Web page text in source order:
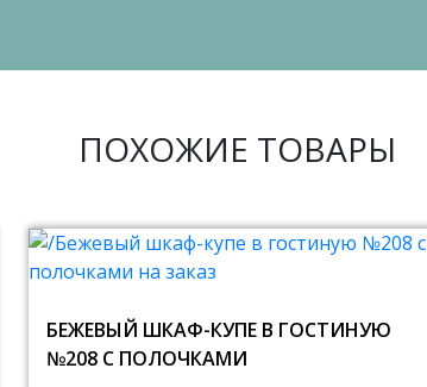
ПОХОЖИЕ ТОВАРЫ
БЕЖЕВЫЙ ШКАФ-КУПЕ В ГОСТИНУЮ
№208 С ПОЛОЧКАМИ